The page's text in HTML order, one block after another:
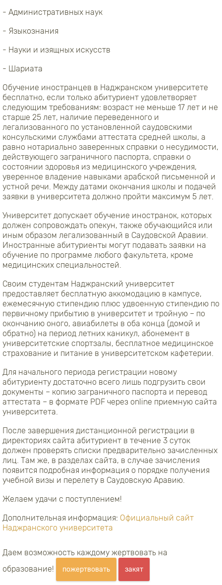
- Административных наук
- Языкознания
- Науки и изящных искусств
- Шариата
Обучение иностранцев в Наджранском университете
бесплатно, если только абитуриент удовлетворяет
следующим требованиям: возраст не меньше 17 лет и не
старше 25 лет, наличие переведенного и
легализованного по установленной саудовскими
консульскими службами аттестата средней школы, а
равно нотариально заверенных справки о несудимости,
действующего заграничного паспорта, справки о
состоянии здоровья из медицинского учреждения,
уверенное владение навыками арабской письменной и
устной речи. Между датами окончания школы и подачей
заявки в университета должно пройти максимум 5 лет.
Университет допускает обучение иностранок, которых
должен сопровождать опекун, также обучающийся или
иным образом легализованный в Саудовской Аравии.
Иностранные абитуриенты могут подавать заявки на
обучение по программе любого факультета, кроме
медицинских специальностей.
Своим студентам Наджранский университет
предоставляет бесплатную аккомодацию в кампусе,
ежемесячную стипендию плюс удвоенную стипендию по
первичному прибытию в университет и тройную – по
окончанию оного, авиабилеты в оба конца (домой и
обратно) на период летних каникул, абонемент в
университетские спортзалы, бесплатное медицинское
страхование и питание в университетском кафетерии.
Для начального периода регистрации новому
абитуриенту достаточно всего лишь подгрузить свои
документы – копию заграничного паспорта и перевод
аттестата – в формате PDF через online приемную сайта
университета.
После завершения дистанционной регистрации в
директориях сайта абитуриент в течение 3 суток
должен проверять списки предварительно зачисленных
лиц. Там же, в разделах сайта, в случае зачисления
появится подробная информация о порядке получения
учебной визы и перелету в Саудовскую Аравию.
Желаем удачи с поступлением!
Дополнительная информация: Официальный сайт
Наджранского университета
Даем возможность каждому жертвовать на
образование!
пожертвовать закят